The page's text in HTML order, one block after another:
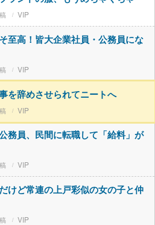
VIP
至高！皆大企業社員・公務員にな
VIP
を辞めさせられてニートへ
VIP
務員、民間に転職して「給料」が
VIP
けど常連の上戸彩似の女の子と仲
VIP